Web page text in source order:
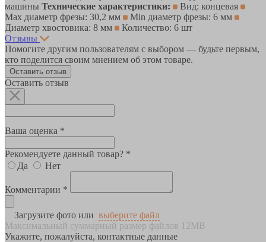
машины Технические характеристики:
Вид: концевая
Max диаметр фрезы: 30,2 мм
Min диаметр фрезы: 6 мм
Диаметр хвостовика: 8 мм
Количество: 6 шт
Отзывы
Помогите другим пользователям с выбором — будьте первым,
кто поделится своим мнением об этом товаре.
Оставить отзыв
Оставить отзыв
Ваша оценка *
Рекомендуете данный товар? *
Да
Нет
Комментарии *
Загрузите фото или выберите файл
Максимальный суммарный размер файлов 12MB
Укажите, пожалуйста, контактные данные